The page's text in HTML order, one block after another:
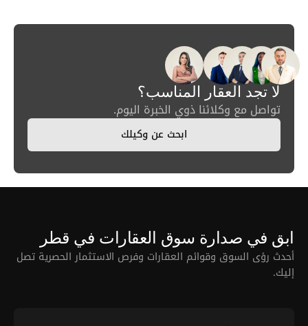
لا تجد العقار المناسب؟
تواصل مع وكلائنا ذوي الخبرة اليوم.
ابحث عن وكيلك
ابق في صدارة سوق العقارات في قطر
أحدث رؤى السوق وقوائم العقارات وفرص الاستثمار الحصرية تصل
إليك.